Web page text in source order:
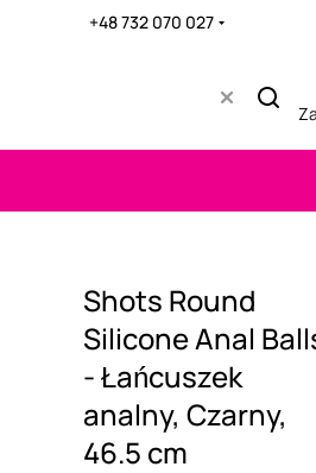
+48 732 070 027
Shots Round
Silicone Anal
- Łańcuszek
analny, Czarny,
46.5 cm